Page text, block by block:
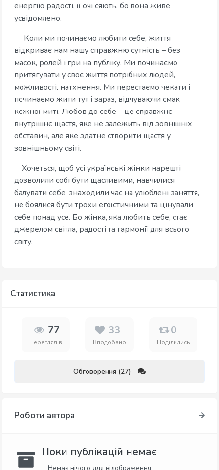
енергію радості, її очі сяють, бо вона живе
усвідомлено.
Коли ми починаємо любити себе, життя
відкриває нам нашу справжню сутність – без
масок, ролей і гри на публіку. Ми починаємо
притягувати у своє життя потрібних людей,
можливості, натхнення. Ми перестаємо чекати і
починаємо жити тут і зараз, відчуваючи смак
кожної миті. Любов до себе – це справжнє
внутрішнє щастя, яке не залежить від зовнішніх
обставин, але яке здатне створити щастя у
зовнішньому світі.
Хочеться, щоб усі українські жінки нарешті
дозволили собі бути щасливими, навчилися
балувати себе, знаходили час на улюблені заняття,
не боялися бути трохи егоїстичними та цінували
себе понад усе. Бо жінка, яка любить себе, стає
джерелом світла, радості та гармонії для всього
світу.
Статистика
77
Переглядів
33
Вподобано
0
Поділились
Обговорення (27)
Роботи автора
Поки публікацій немає
Немає нічого для відображення